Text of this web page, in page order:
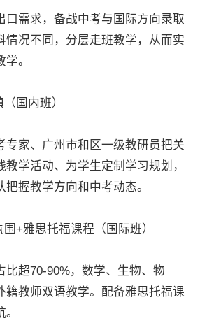
需求，备战中考与国际方向录取
情况不同，分层走班教学，从而实
。
国内班）
家、广州市和区一级教研员把关
学活动、为学生定制学习规划，
握教学方向和中考动态。
雅思托福课程（国际班）
超70-90%，数学、生物、物
籍教师双语教学。配备雅思托福课